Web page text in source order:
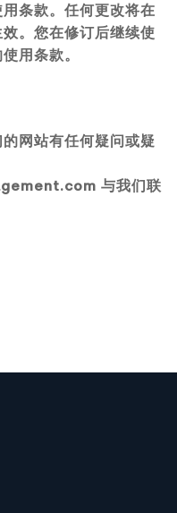
条款。任何更改将在
。您在修订后继续使
用条款。
网站有任何疑问或疑
与我们联